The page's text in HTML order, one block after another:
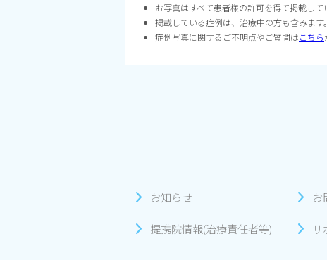
お写真はすべて患者様の許可を得て掲載して
掲載している症例は、治療中の方も含みます。
症例写真に関するご不明点やご質問はこちら
お知らせ お
提携院情報(治療責任者等) サ